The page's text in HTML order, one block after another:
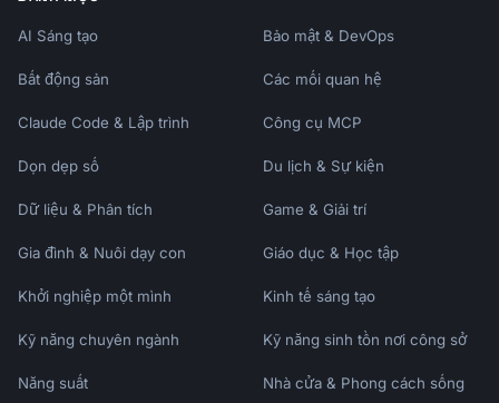
- [ ] Update savings totals
- [ ] Check contribution limits
- [ ] Update expense estimates
## What I Need
1. **Current age** and **target retirement
2. **Current savings**: 401k, IRA, other
3. **Monthly contributions**: How much are
AI Sáng tạo Bảo mật & DevOps
Bất động sản Các mối quan hệ
Claude Code & Lập trình Công cụ MCP
Dọn dẹp số Du lịch & Sự kiện
Dữ liệu & Phân tích Game & Giải trí
Gia đình & Nuôi dạy con Giáo dục & Học tập
Khởi nghiệp một mình Kinh tế sáng tạo
Kỹ năng chuyên ngành Kỹ năng sinh tồn nơi công sở
Năng suất Nhà cửa & Phong cách sống